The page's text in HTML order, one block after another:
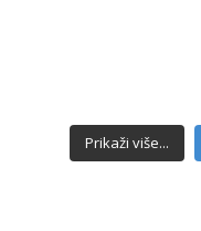
Prikaži više...